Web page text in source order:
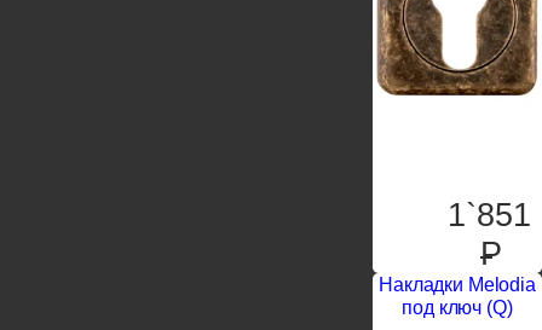
1`851
P
Накладки Melodia
под ключ (Q)